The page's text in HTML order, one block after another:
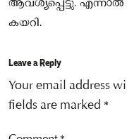
ആവശ്യപ്പെട്ടു.
കയറി.
Leave a Reply
Your email address
fields are marked *